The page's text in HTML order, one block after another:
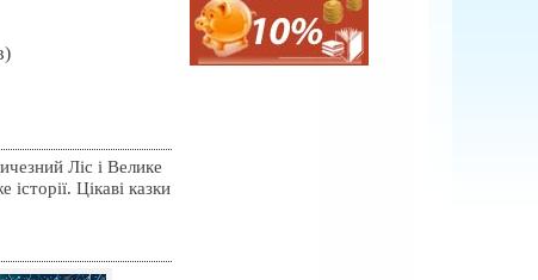
Ліс і Велике
Цікаві казки